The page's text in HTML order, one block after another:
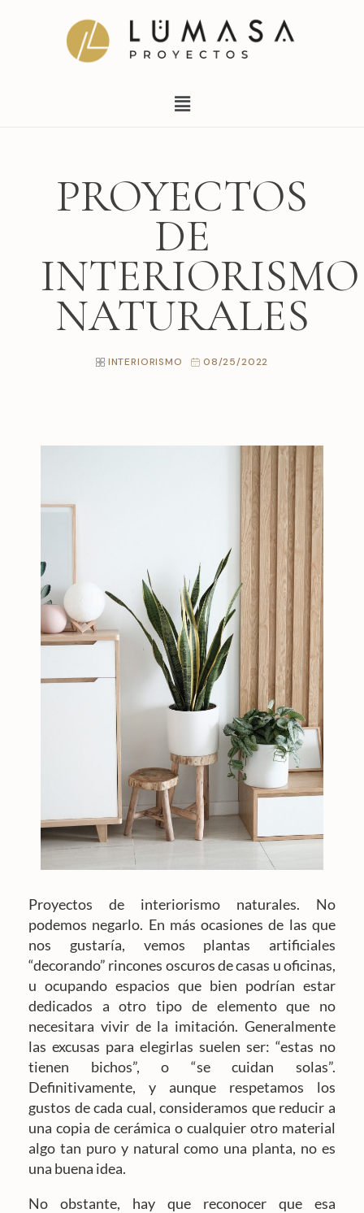
Menú
PROYECTOS
DE
INTERIORISMO
NATURALES
INTERIORISMO 08/25/2022
Proyectos de interiorismo naturales. No
podemos negarlo. En más ocasiones de las que
nos gustaría, vemos plantas artificiales
“decorando” rincones oscuros de casas u oficinas,
u ocupando espacios que bien podrían estar
dedicados a otro tipo de elemento que no
necesitara vivir de la imitación. Generalmente
las excusas para elegirlas suelen ser: “estas no
tienen bichos”, o “se cuidan solas”.
Definitivamente, y aunque respetamos los
gustos de cada cual, consideramos que reducir a
una copia de cerámica o cualquier otro material
algo tan puro y natural como una planta, no es
una buena idea.
No obstante, hay que reconocer que esa